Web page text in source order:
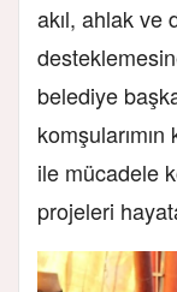
akıl, ahlak ve
belediye
ile mücadele
projeleri